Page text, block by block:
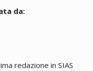
da:
redazione in SIAS